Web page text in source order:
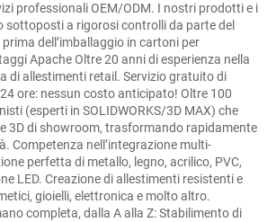
professionali OEM/ODM. I nostri prodotti e i
sottoposti a rigorosi controlli da parte del
dell’imballaggio in cartoni per
Apache Oltre 20 anni di esperienza nella
di allestimenti retail. Servizio gratuito di
ore: nessun costo anticipato! Oltre 100
(esperti in SOLIDWORKS/3D MAX) che
3D di showroom, trasformando rapidamente
Competenza nell’integrazione multi-
perfetta di metallo, legno, acrilico, PVC,
LED. Creazione di allestimenti resistenti e
gioielli, elettronica e molto altro.
completa, dalla A alla Z: Stabilimento di